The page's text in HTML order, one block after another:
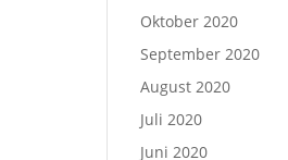
Oktober 2020
September 2020
August 2020
Juli 2020
Juni 2020